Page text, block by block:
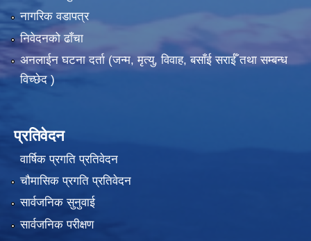
नागरिक वडापत्र
निवेदनको ढाँचा
अनलाईन घटना दर्ता (जन्म, मृत्यु, विवाह, बसाँई सराईँ तथा सम्बन्ध
विच्छेद )
प्रतिवेदन
वार्षिक प्रगति प्रतिवेदन
चौमासिक प्रगति प्रतिवेदन
सार्वजनिक सुनुवाई
सार्वजनिक परीक्षण